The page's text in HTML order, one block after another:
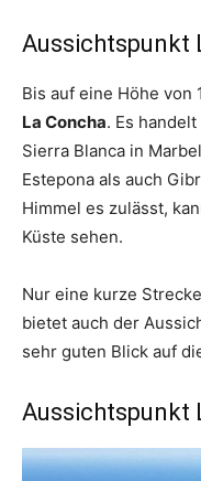
Aussichtspunkt
Bis auf eine Höhe von
La Concha. Es
Sierra Blanca in
Estepona als auch
Himmel es zulässt,
Küste sehen.
Nur eine kurze
bietet auch der
sehr guten Blick auf
Aussichtspunkt